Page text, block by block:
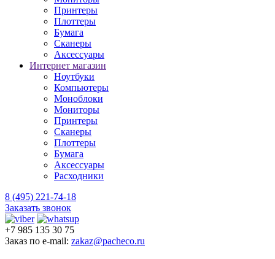
Принтеры
Плоттеры
Бумага
Сканеры
Аксессуары
Интернет магазин
Ноутбуки
Компьютеры
Моноблоки
Мониторы
Принтеры
Сканеры
Плоттеры
Бумага
Аксессуары
Расходники
8 (495) 221-74-18
Заказать звонок
+7 985 135 30 75
Заказ по e-mail: zakaz@pacheco.ru